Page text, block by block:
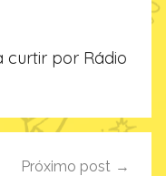
curtir por Rádio
Próximo post